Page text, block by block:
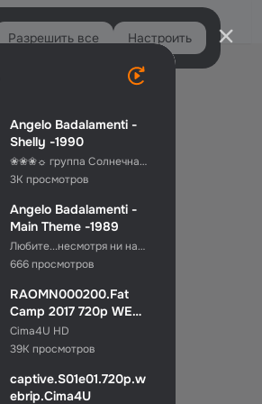
Angelo Badalamenti -
Shelly -1990
❀❀❀☼ группа Солнечная....˙☼❀❀❀ Wᵉᴵᵓᵒᵐ
3K просмотров
Angelo Badalamenti -
Main Theme -1989
Любите...несмотря ни на что...
666 просмотров
RAOMN000200.Fat
Camp 2017 720p WEB-
DL.Cima4U
Cima4U HD
39K просмотров
captive.S01e01.720p.w
ebrip.Cima4U
Войти
Разрешить все Настроить